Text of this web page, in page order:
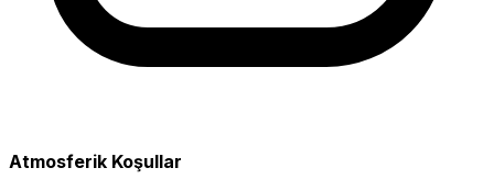
Atmosferik Koşullar